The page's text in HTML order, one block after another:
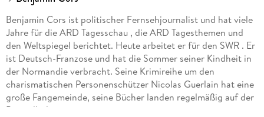
Benjamin Cors ist politischer Fernsehjournalist und hat viele
Jahre für die ARD Tagesschau , die ARD Tagesthemen und
den Weltspiegel berichtet. Heute arbeitet er für den SWR . Er
ist Deutsch-Franzose und hat die Sommer seiner Kindheit in
der Normandie verbracht. Seine Krimireihe um den
charismatischen Personenschützer Nicolas Guerlain hat eine
große Fangemeinde, seine Bücher landen regelmäßig auf der
Bestsellerliste.